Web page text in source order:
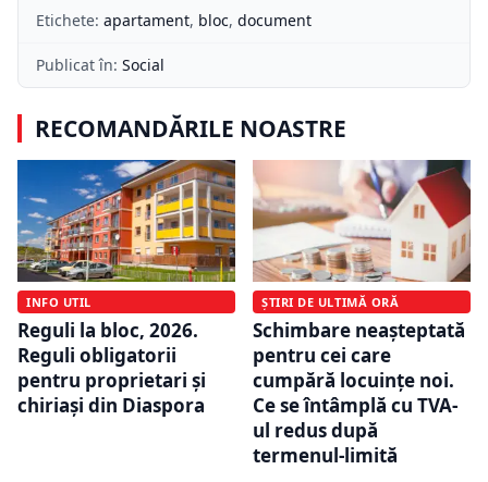
Etichete: apartament, bloc, document
Publicat în: Social
RECOMANDĂRILE NOASTRE
INFO UTIL
Reguli la bloc, 2026.
Reguli obligatorii
pentru proprietari și
chiriași din Diaspora
ȘTIRI DE ULTIMĂ ORĂ
Schimbare neașteptată
pentru cei care
cumpără locuințe noi.
Ce se întâmplă cu TVA-
ul redus după
termenul-limită